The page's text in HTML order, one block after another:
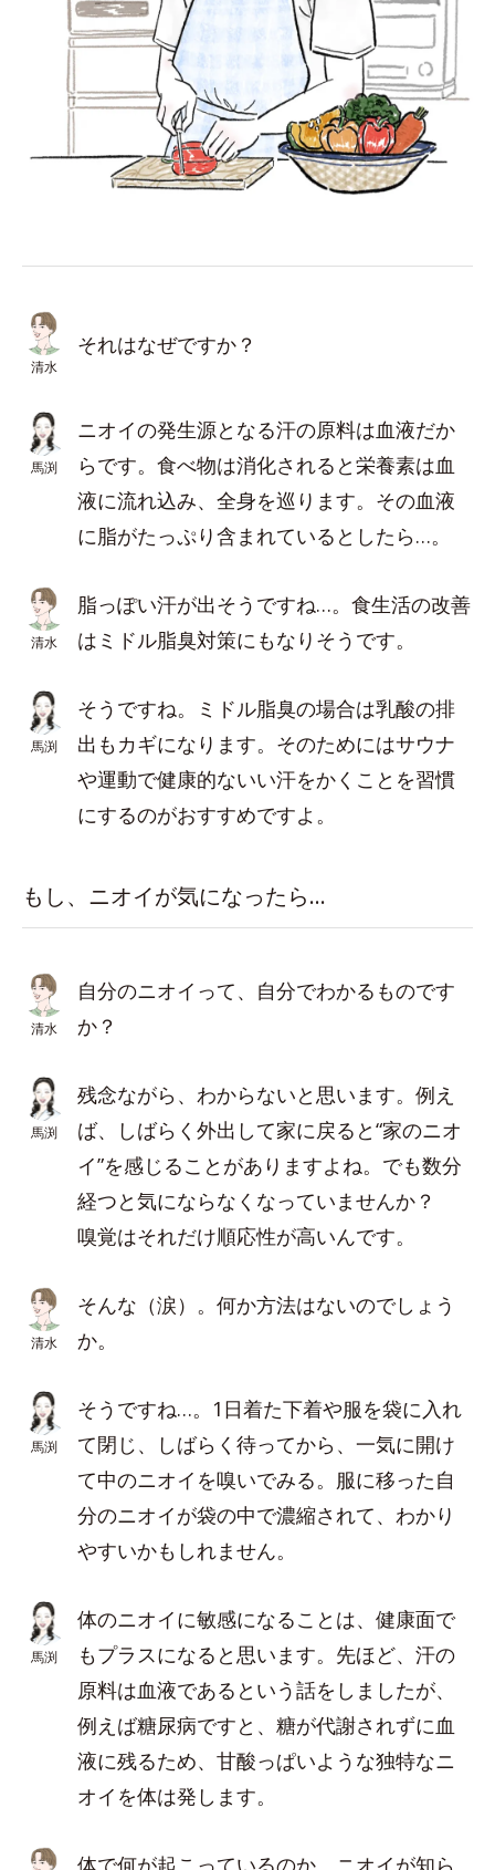
清水
それはなぜですか？
馬渕
ニオイの発生源となる汗の原料は血液だか
らです。食べ物は消化されると栄養素は血
液に流れ込み、全身を巡ります。その血液
に脂がたっぷり含まれているとしたら…。
清水
脂っぽい汗が出そうですね…。食生活の改善
はミドル脂臭対策にもなりそうです。
馬渕
そうですね。ミドル脂臭の場合は乳酸の排
出もカギになります。そのためにはサウナ
や運動で健康的ないい汗をかくことを習慣
にするのがおすすめですよ。
もし、ニオイが気になったら…
清水
自分のニオイって、自分でわかるものです
か？
馬渕
残念ながら、わからないと思います。例え
ば、しばらく外出して家に戻ると“家のニオ
イ”を感じることがありますよね。でも数分
経つと気にならなくなっていませんか？
嗅覚はそれだけ順応性が高いんです。
清水
そんな（涙）。何か方法はないのでしょう
か。
馬渕
そうですね…。1日着た下着や服を袋に入れ
て閉じ、しばらく待ってから、一気に開け
て中のニオイを嗅いでみる。服に移った自
分のニオイが袋の中で濃縮されて、わかり
やすいかもしれません。
馬渕
体のニオイに敏感になることは、健康面で
もプラスになると思います。先ほど、汗の
原料は血液であるという話をしましたが、
例えば糖尿病ですと、糖が代謝されずに血
液に残るため、甘酸っぱいような独特なニ
オイを体は発します。
体で何が起こっているのか、ニオイが知ら